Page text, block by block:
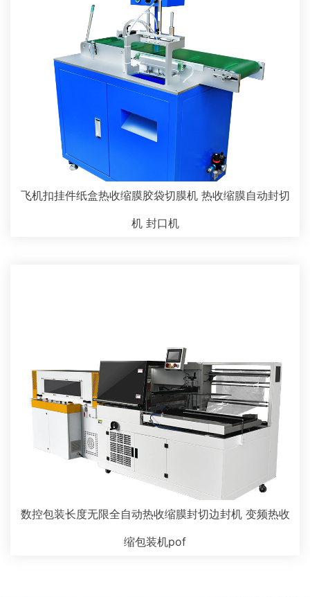
飞机扣挂件纸盒热收缩膜胶袋切膜机 热收缩膜自动封切
机 封口机
数控包装长度无限全自动热收缩膜封切边封机 变频热收
缩包装机pof